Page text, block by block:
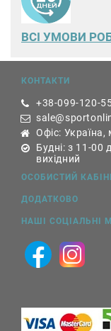
ВСІ УМОВИ
КОНТАКТИ
+38-099-120-
Офіс: Україна,
Будні: з 11-00
вихідний
ОСОБИСТИЙ
ДОДАТКОВО
НАШІ СОЦІАЛЬНІ